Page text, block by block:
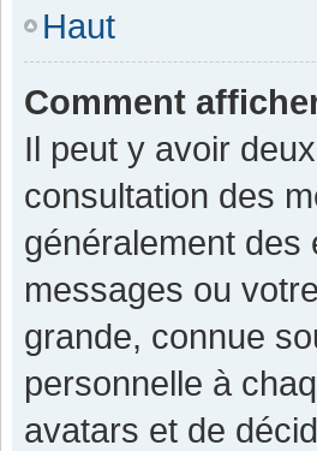
Haut
Comment
Il peut y avoir
consultation des
généralement des
messages ou
grande, connue
personnelle à
avatars et de